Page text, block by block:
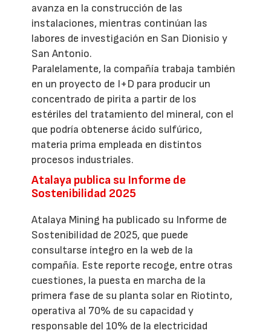
avanza en la construcción de las
instalaciones, mientras continúan las
labores de investigación en San Dionisio y
San Antonio.
Paralelamente, la compañía trabaja también
en un proyecto de I+D para producir un
concentrado de pirita a partir de los
estériles del tratamiento del mineral, con el
que podría obtenerse ácido sulfúrico,
materia prima empleada en distintos
procesos industriales.
Atalaya publica su Informe de
Sostenibilidad 2025
Atalaya Mining ha publicado su Informe de
Sostenibilidad de 2025, que puede
consultarse íntegro en la web de la
compañía. Este reporte recoge, entre otras
cuestiones, la puesta en marcha de la
primera fase de su planta solar en Riotinto,
operativa al 70% de su capacidad y
responsable del 10% de la electricidad